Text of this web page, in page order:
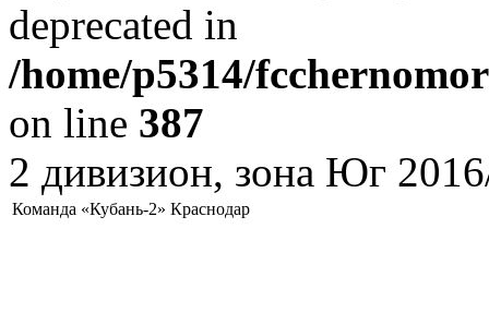
deprecated in
/home/p5314/
on line 387
2 дивизион, зона Юг
Команда «Кубань-2» Краснодар